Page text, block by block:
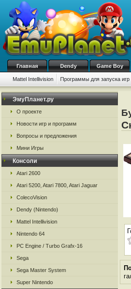
Главная Dendy Game Boy
Mattel Intellivision Программы для запуска игр
ЭмуПланет.ру
О проекте
Новости игр и программ
Вопросы и предложения
Мини Игры
Консоли
Atari 2600
Atari 5200, Atari 7800, Atari Jaguar
ColecoVision
Dendy (Nintendo)
Mattel Intellivision
Nintendo 64
PC Engine / Turbo Grafx-16
Sega
Sega Master System
Super Nintendo